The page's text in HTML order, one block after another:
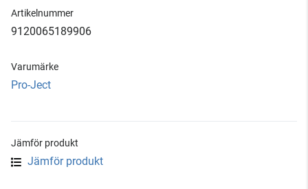
Artikelnummer
9120065189906
Varumärke
Pro-Ject
Jämför produkt
Jämför produkt